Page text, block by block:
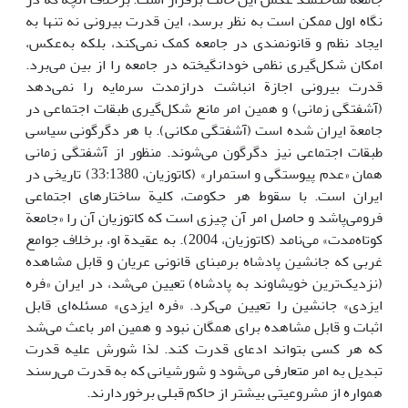
نگاه اول ممکن است به نظر برسد، این قدرت بیرونی نه تنها به
ایجاد نظم و قانونمندی در جامعه کمک نمی‌کند، بلکه به‌عکس،
امکان شکل‌گیری نظمی خودانگیخته در جامعه را از بین می‌برد.
قدرت بیرونی اجازة انباشت درازمدت سرمایه را نمی‌دهد
(آشفتگی زمانی) و همین امر مانع شکل‌گیری طبقات اجتماعی در
جامعة ایران شده است (آشفتگی مکانی). با هر دگرگونی سیاسی
طبقات اجتماعی نیز دگرگون می‌شوند. منظور از آشفتگی زمانی
همان «عدم پیوستگی و استمرار» (کاتوزیان، 33:1380) تاریخی در
ایران است. با سقوط هر حکومت، کلیة ساختارهای اجتماعی
فرومی‌پاشد و حاصل امر آن چیزی است که کاتوزیان آن را «جامعة
کوتاه‌مدت» می‌نامد (کاتوزیان، 2004). به عقیدة او، برخلاف جوامع
غربی که جانشین پادشاه برمبنای قانونی عریان و قابل مشاهده
(نزدیک‌ترین خویشاوند به پادشاه) تعیین می‌شد، در ایران «فره
ایزدی» جانشین را تعیین می‌کرد. «فره ایزدی» مسئله‌ای قابل
اثبات و قابل مشاهده برای همگان نبود و همین امر باعث می‌شد
که هر کسی بتواند ادعای قدرت کند. لذا شورش علیه قدرت
تبدیل به امر متعارفی می‌شود و شورشیانی که به قدرت می‌رسند
همواره از مشروعیتی بیشتر از حاکم قبلی برخوردارند.